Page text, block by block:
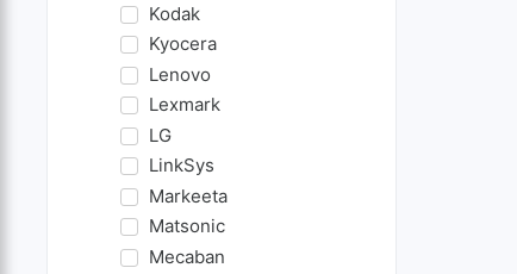
Kodak
Kyocera
Lenovo
Lexmark
LG
LinkSys
Markeeta
Matsonic
Mecaban